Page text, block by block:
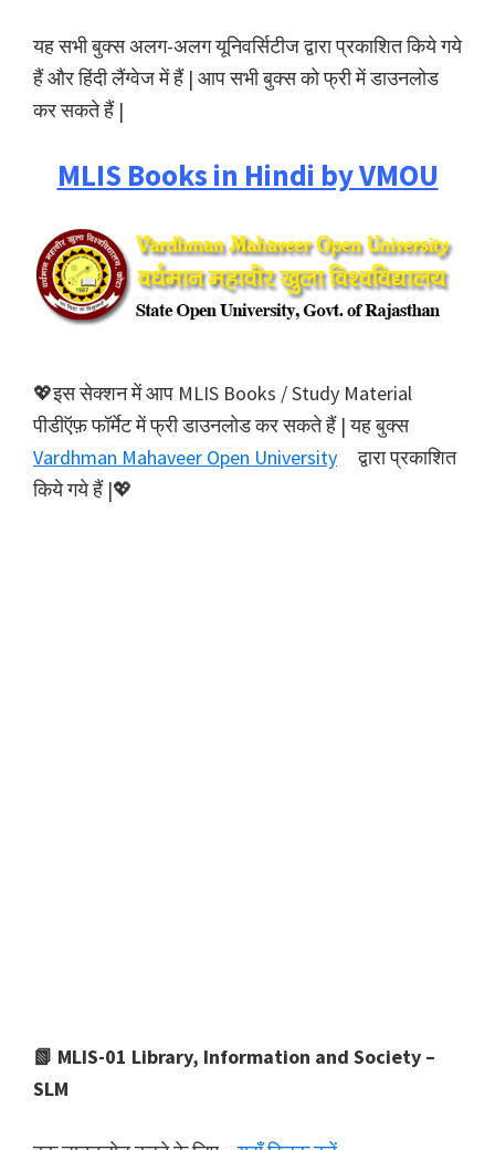
यह सभी बुक्स अलग-अलग यूनिवर्सिटीज द्वारा प्रकाशित किये गये
हैं और हिंदी लैंग्वेज में हैं | आप सभी बुक्स को फ्री में डाउनलोड
कर सकते हैं |
MLIS Books in Hindi by VMOU
💖इस सेक्शन में आप MLIS Books / Study Material
पीडीऍफ़ फॉर्मेट में फ्री डाउनलोड कर सकते हैं | यह बुक्स
Vardhman Mahaveer Open University
द्वारा प्रकाशित
किये गये हैं |💖
📗 MLIS-01 Library, Information and Society –
SLM